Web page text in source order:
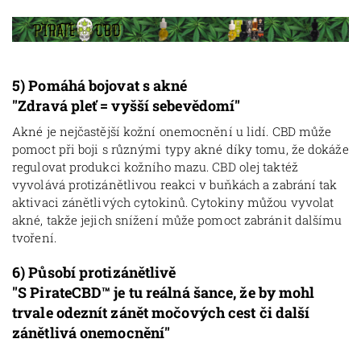
5)Pomáhá bojovat s akné
"Zdravá pleť = vyšší sebevědomí"
Akné je nejčastější kožní onemocnění u lidí. CBD může
pomoct při boji s různými typy akné díky tomu, že dokáže
regulovat produkci kožního mazu. CBD olej taktéž
vyvolává protizánětlivou reakci v buňkách a zabrání tak
aktivaci zánětlivých cytokinů. Cytokiny můžou vyvolat
akné, takže jejich snížení může pomoct zabránit dalšímu
tvoření.
6)Působí protizánětlivě
"S PirateCBD™ je tu reálná šance, že by mohl
trvale odeznít zánět močových cest či další
zánětlivá onemocnění"